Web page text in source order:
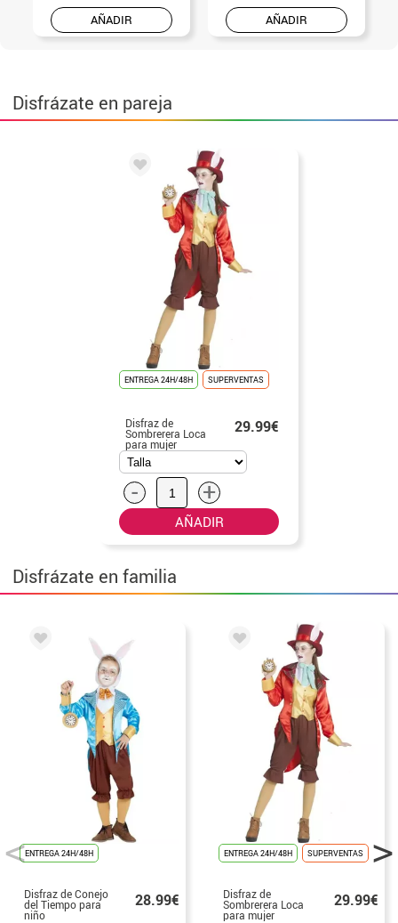
AÑADIR AÑADIR
Disfrázate en pareja
ENTREGA 24H/48H SUPERVENTAS
Disfraz de
Sombrerera Loca
para mujer
29.99€
- +
AÑADIR
Disfrázate en familia
ENTREGA 24H/48H
Disfraz de Conejo
del Tiempo para
niño
28.99€
ENTREGA 24H/48H SUPERVENTAS
Disfraz de
Sombrerera Loca
para mujer
29.99€